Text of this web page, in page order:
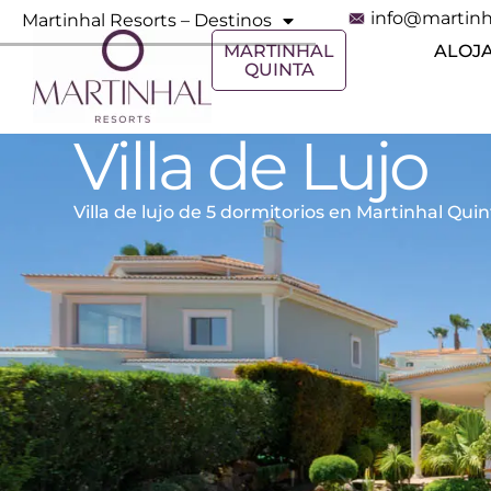
Martinhal Resorts – Destinos
MARTINHAL
QUINTA
Villa de Lujo
Villa de lujo de 5 dormitorios en Martinhal